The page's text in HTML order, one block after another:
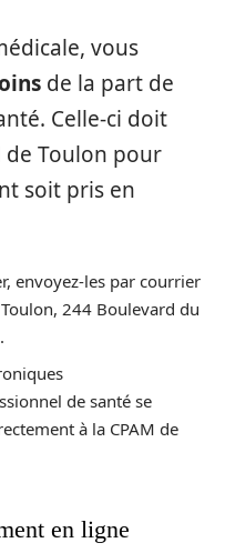
vous
de la part de
Celle-ci doit
de Toulon pour
soit pris en
envoyez-les par courrier
Toulon, 244 Boulevard du
de santé se
à la CPAM de
en ligne